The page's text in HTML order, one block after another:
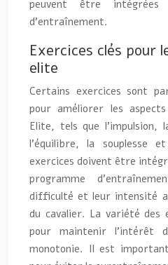
peuvent être intégrées
d’entraînement.
Exercices clés pour
elite
Certains exercices sont
pour améliorer les
Elite, tels que l’impulsion,
l’équilibre, la souplesse
exercices doivent être
programme
difficulté et leur intensité
du cavalier. La variété des
pour maintenir l’intérêt
monotonie. Il est